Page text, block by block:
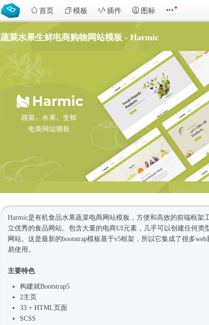
首页 模板 插件 图标
蔬菜水果生鲜电商购物网站模板 - Harmic
Harmic是有机食品水果蔬菜电商网站模板 ，方便和高效的前端框架
立优秀的食品网站。包含大量的电商UI元素，几乎可以创建任何类
网站。这是最新的bootstrap模板基于v5框架，所以它集成了很多
易使用。
主要特色
构建就Bootstrap5
2主页
33 + HTML页面
SCSS